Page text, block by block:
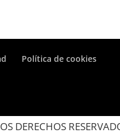
Política de cookies
DERECHOS